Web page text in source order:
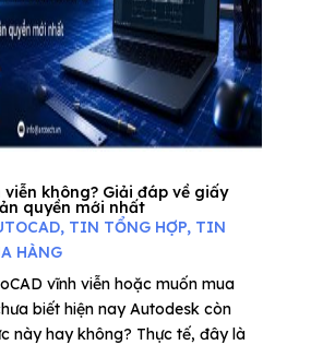
viễn không? Giải đáp về giấy
quyền mới nhất
, TIN TỔNG HỢP, TIN
HÀNG
vĩnh viễn hoặc muốn mua
biết hiện nay Autodesk còn
này hay không? Thực tế, đây là